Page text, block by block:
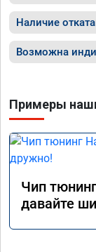
Наличие
Возможна
Примеры
Чип
давайте